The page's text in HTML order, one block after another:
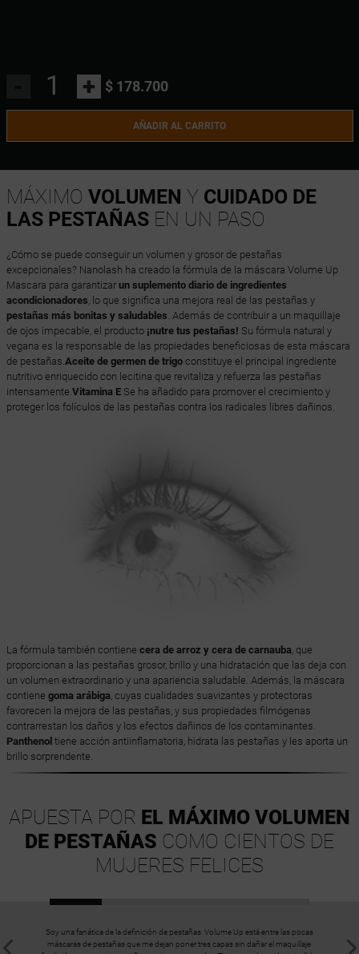
+ $ 178.700
AÑADIR AL CARRITO
MÁXIMO VOLUMEN Y CUIDADO DE
LAS PESTAÑASEN UN PASO
¿Cómo se puede conseguir un volumen y grosor de pestañas
excepcionales? Nanolash ha creado la fórmula de la máscara Volume Up
Mascara para garantizar un suplemento diario de ingredientes
acondicionadores, lo que significa una mejora real de las pestañas y
pestañas más bonitas y saludables. Además de contribuir a un maquillaje
de ojos impecable, el producto ¡nutre tus pestañas! Su fórmula natural y
vegana es la responsable de las propiedades beneficiosas de esta máscara
de pestañas.Aceite de germen de trigoconstituye el principal ingrediente
nutritivo enriquecido con lecitina que revitaliza y refuerza las pestañas
intensamente.Vitamina ESe ha añadido para promover el crecimiento y
proteger los folículos de las pestañas contra los radicales libres dañinos.
La fórmula también contiene cera de arroz y cera de carnauba , que
proporcionan a las pestañas grosor, brillo y una hidratación que las deja con
un volumen extraordinario y una apariencia saludable. Además, la máscara
contiene goma arábiga , cuyas cualidades suavizantes y protectoras
favorecen la mejora de las pestañas, y sus propiedades filmógenas
contrarrestan los daños y los efectos dañinos de los contaminantes.
Panthenol tiene acción antiinflamatoria, hidrata las pestañas y les aporta un
brillo sorprendente.
APUESTA POR EL MÁXIMO VOLUMEN
DE PESTAÑAS COMO CIENTOS DE
MUJERES FELICES
Soy una fanática de la definición de pestañas. Volume Up está entre las pocas
máscaras de pestañas que me dejan poner tres capas sin dañar el maquillaje